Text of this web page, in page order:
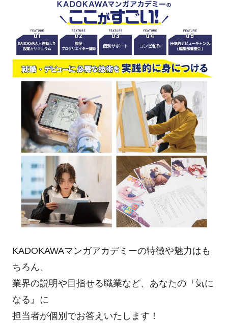
KADOKAWAマンガアカデミーの特徴や魅力はも
ちろん、
業界の説明や目指せる職業など、あなたの『気に
なる』に
担当者が個別でお答えいたします！